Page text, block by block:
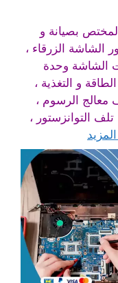
بصيانة و
الشاشة الزرقاء ،
الشاشة وحدة
و التغذية ،
معالج الرسوم ،
التوانزستور ،